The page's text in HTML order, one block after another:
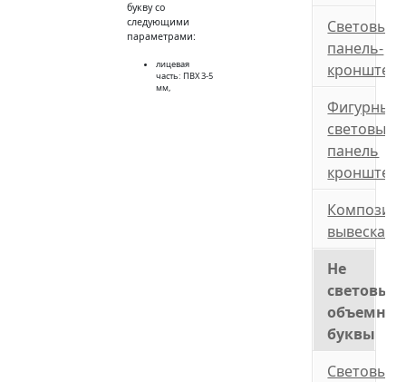
букву со
следующими
параметрами:
лицевая
часть: ПВХ 3-5
мм,
Световые
панель-
Фигурные
световые
панель
вывеска
Не
световые
буквы
Световые